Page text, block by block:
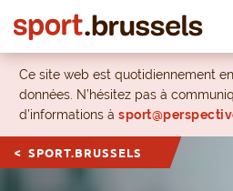
Ce site web est quotidiennement
données. N’hésitez pas à
d’informations à
SPORT.BRUSSELS